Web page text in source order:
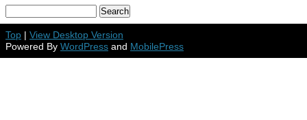
Top | View Desktop Version
Powered By WordPress and MobilePress